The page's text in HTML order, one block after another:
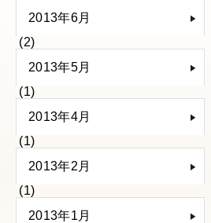
2013年6月
(2)
2013年5月
(1)
2013年4月
(1)
2013年2月
(1)
2013年1月